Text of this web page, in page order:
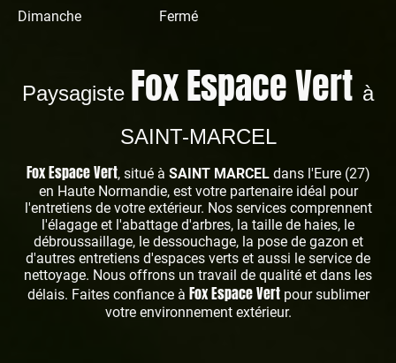
Dimanche
Fermé
Paysagiste Fox Espace Vert à
SAINT-MARCEL
Fox Espace Vert, situé à SAINT MARCELdans l'Eure (27)
en Haute Normandie, est votre partenaire idéal pour
l'entretiens de votre extérieur. Nos services comprennent
l'élagage et l'abattage d'arbres, la taille de haies, le
débroussaillage, le dessouchage, la pose de gazon et
d'autres entretiens d'espaces verts et aussi le service de
nettoyage. Nous offrons un travail de qualité et dans les
délais. Faites confiance à Fox Espace Vertpour sublimer
votre environnement extérieur.